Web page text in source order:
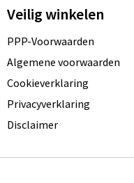
Veilig winkelen
PPP-Voorwaarden
Algemene voorwaarden
Cookieverklaring
Privacyverklaring
Disclaimer